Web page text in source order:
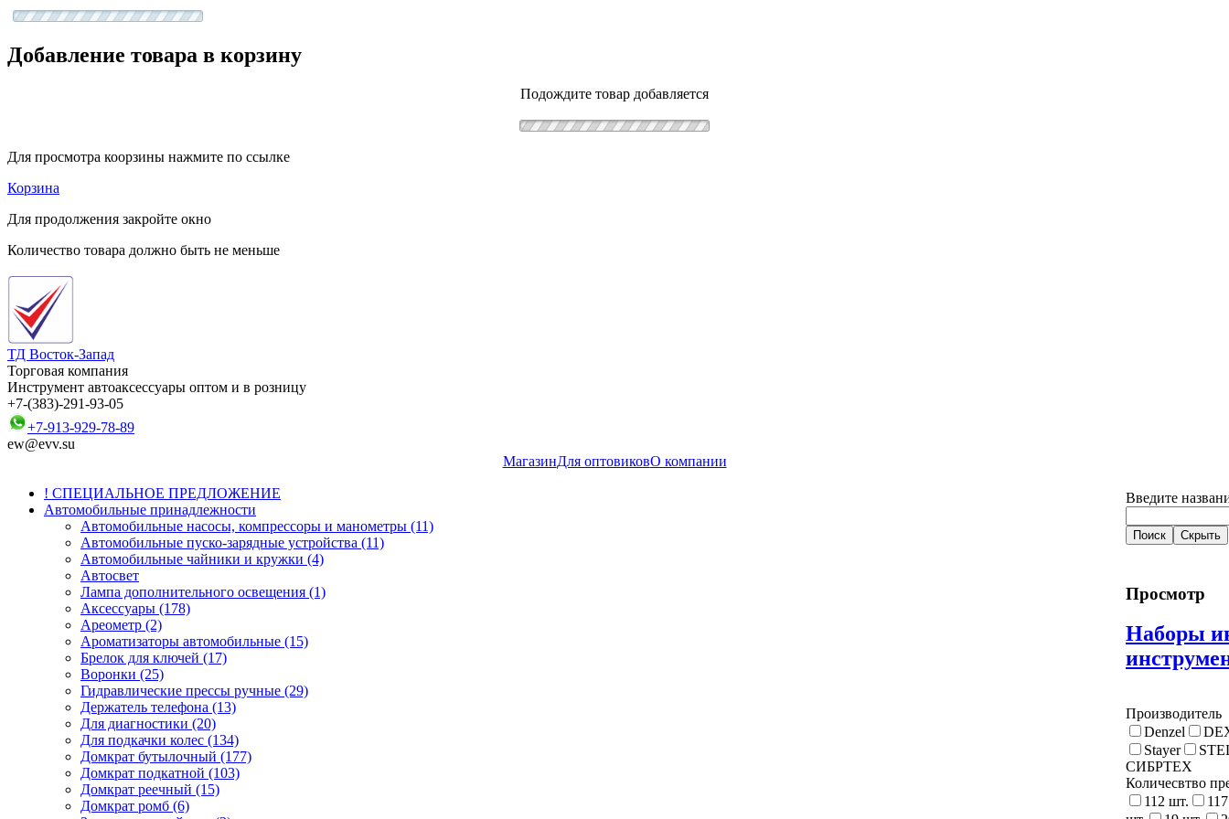
Добавление товара в корзину
Подождите товар добавляется
Для просмотра коорзины нажмите по ссылке
Корзина
Для продолжения закройте окно
Количество товара должно быть не меньше
ТД Восток-Запад
Торговая компания
Инструмент автоаксессуары оптом и в розницу
+7-(383)-291-93-05
+7-913-929-78-89
ew@evv.su
МагазинДля оптовиковО компании
! СПЕЦИАЛЬНОЕ ПРЕДЛОЖЕНИЕ
Автомобильные принадлежности
Автомобильные насосы, компрессоры и манометры (11)
Автомобильные пуско-зарядные устройства (11)
Автомобильные чайники и кружки (4)
Автосвет
Лампа дополнительного освещения (1)
Аксессуары (178)
Ареометр (2)
Ароматизаторы автомобильные (15)
Брелок для ключей (17)
Воронки (25)
Гидравлические прессы ручные (29)
Держатель телефона (13)
Для диагностики (20)
Для подкачки колес (134)
Домкрат бутылочный (177)
Домкрат подкатной (103)
Домкрат реечный (15)
Домкрат ромб (6)
Введите
Просмотр
Наборы
Производитель
Denzel
Stayer
СИБРТЕХ
Количесвтво
112 шт.